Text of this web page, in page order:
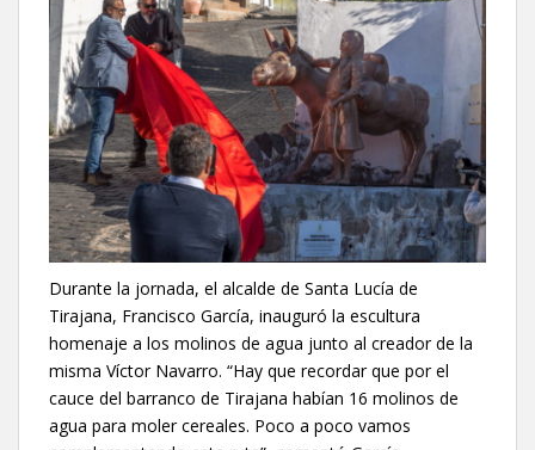
Durante la jornada, el alcalde de Santa Lucía de
Tirajana, Francisco García, inauguró la escultura
homenaje a los molinos de agua junto al creador de la
misma Víctor Navarro. “Hay que recordar que por el
cauce del barranco de Tirajana habían 16 molinos de
agua para moler cereales. Poco a poco vamos